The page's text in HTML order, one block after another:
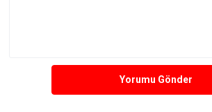
Yorumu Gönder